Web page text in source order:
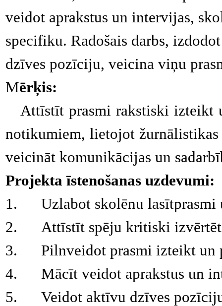
veidot aprakstus un intervijas,
specifiku. Radošais darbs,
dzīves pozīciju, veicina viņu
Mērķis:
Attīstīt prasmi rakstiski izteikt
notikumiem, lietojot
veicināt komunikācijas un
Projekta īstenošanas uzdevumi:
1.Uzlabot skolēnu lasītprasmi
2.Attīstīt spēju kritiski
3. Pilnveidot prasmi izteikt un
4. Mācīt veidot aprakstus un
5.Veidot aktīvu dzīves